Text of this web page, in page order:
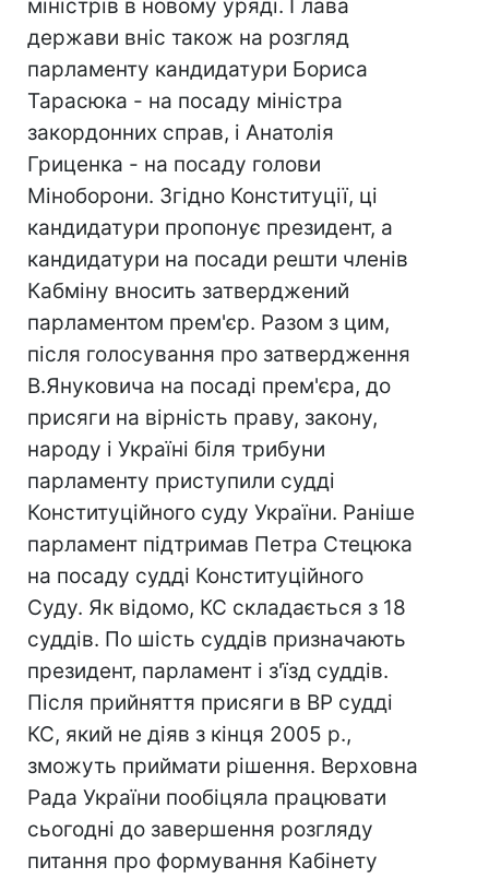
міністрів в новому уряді. Глава
держави вніс також на розгляд
парламенту кандидатури Бориса
Тарасюка - на посаду міністра
закордонних справ, і Анатолія
Гриценка - на посаду голови
Міноборони. Згідно Конституції, ці
кандидатури пропонує президент, а
кандидатури на посади решти членів
Кабміну вносить затверджений
парламентом прем'єр. Разом з цим,
після голосування про затвердження
В.Януковича на посаді прем'єра, до
присяги на вірність праву, закону,
народу і Україні біля трибуни
парламенту приступили судді
Конституційного суду України. Раніше
парламент підтримав Петра Стецюка
на посаду судді Конституційного
Суду. Як відомо, КС складається з 18
суддів. По шість суддів призначають
президент, парламент і з'їзд суддів.
Після прийняття присяги в ВР судді
КС, який не діяв з кінця 2005 р.,
зможуть приймати рішення. Верховна
Рада України пообіцяла працювати
сьогодні до завершення розгляду
питання про формування Кабінету